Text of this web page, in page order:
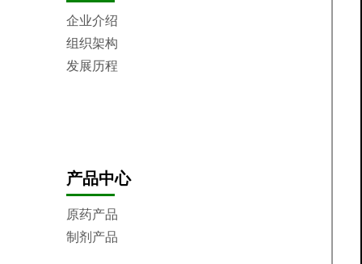
企业介绍
组织架构
发展历程
产品中心
原药产品
制剂产品